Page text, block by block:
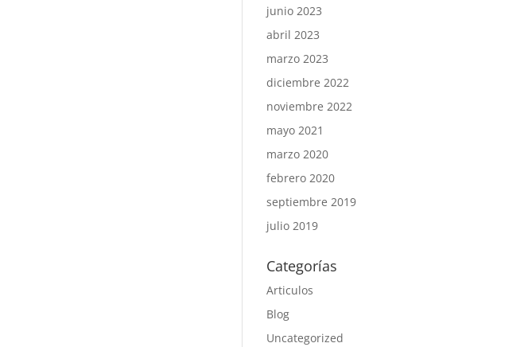
junio 2023
abril 2023
marzo 2023
diciembre 2022
noviembre 2022
mayo 2021
marzo 2020
febrero 2020
septiembre 2019
julio 2019
Categorías
Articulos
Blog
Uncategorized